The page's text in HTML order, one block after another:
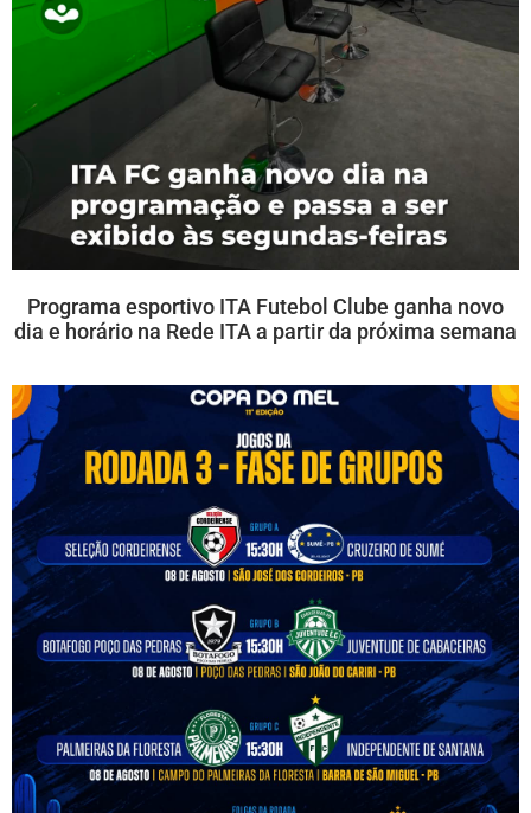
Programa esportivo ITA Futebol Clube ganha novo
dia e horário na Rede ITA a partir da próxima semana